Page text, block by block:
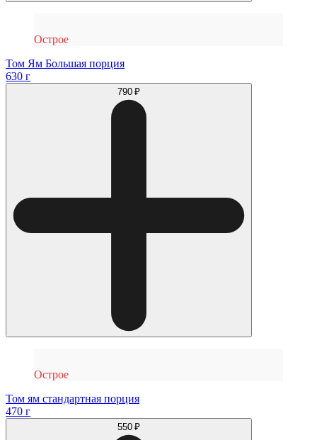
Острое
Том Ям Большая порция
630 г
790 ₽
Острое
Том ям стандартная порция
470 г
550 ₽